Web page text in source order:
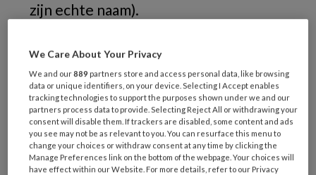
zijn echte naam).
We Care About Your Privacy
We and our889 partners store and access personal data, like browsing
data or unique identifiers, on your device. Selecting I Accept enables
tracking technologies to support the purposes shown under we and our
partners process data to provide. Selecting Reject All or withdrawing your
consent will disable them. If trackers are disabled, some content and ads
you see may not be as relevant to you. You can resurface this menu to
change your choices or withdraw consent at any time by clicking the
Manage Preferences link on the bottom of the webpage. Your choices will
have effect within our Website. For more details, refer to our Privacy